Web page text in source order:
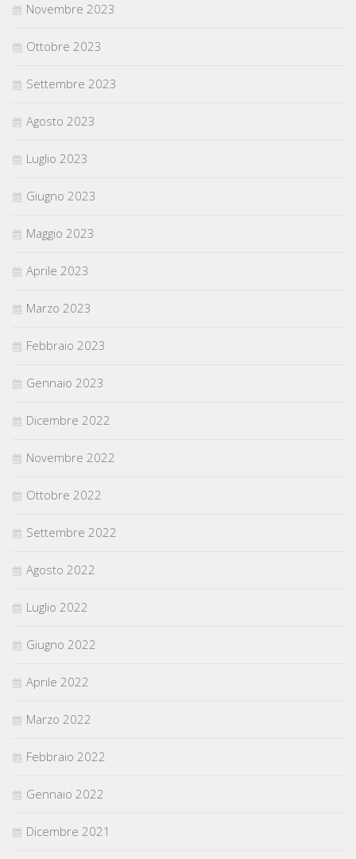
Novembre 2023
Ottobre 2023
Settembre 2023
Agosto 2023
Luglio 2023
Giugno 2023
Maggio 2023
Aprile 2023
Marzo 2023
Febbraio 2023
Gennaio 2023
Dicembre 2022
Novembre 2022
Ottobre 2022
Settembre 2022
Agosto 2022
Luglio 2022
Giugno 2022
Aprile 2022
Marzo 2022
Febbraio 2022
Gennaio 2022
Dicembre 2021